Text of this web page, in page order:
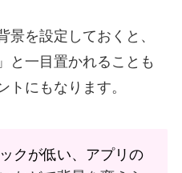
景を設定しておくと、
と一目置かれることも
トにもなります。
クが低い、アプリの